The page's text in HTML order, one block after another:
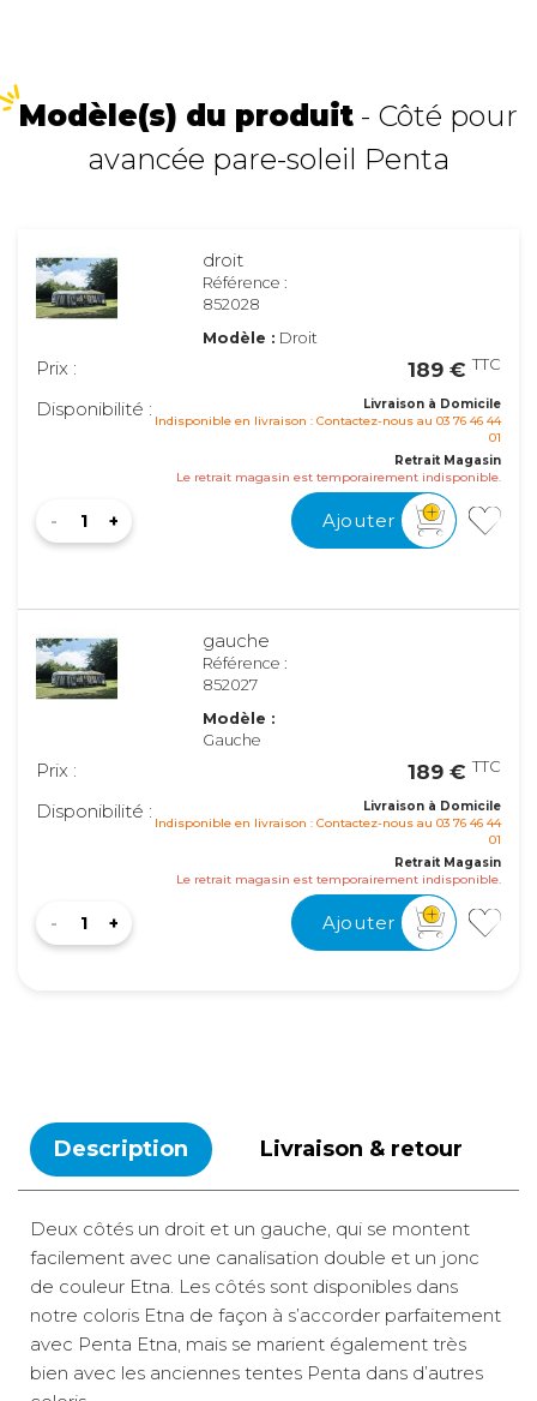
Modèle(s) du produit - Côté pour
avancée pare-soleil Penta
droit
Référence :
852028
Modèle : Droit
Prix : 189 € TTC
Disponibilité :
Livraison à Domicile
Indisponible en livraison : Contactez-nous au 03 76 46 44
01
Retrait Magasin
Le retrait magasin est temporairement indisponible.
Ajouter
gauche
Référence :
852027
Modèle :
Gauche
Prix : 189 € TTC
Disponibilité :
Livraison à Domicile
Indisponible en livraison : Contactez-nous au 03 76 46 44
01
Retrait Magasin
Le retrait magasin est temporairement indisponible.
Ajouter
Description Livraison & retour
Deux côtés un droit et un gauche, qui se montent
facilement avec une canalisation double et un jonc
de couleur Etna. Les côtés sont disponibles dans
notre coloris Etna de façon à s’accorder parfaitement
avec Penta Etna, mais se marient également très
bien avec les anciennes tentes Penta dans d’autres